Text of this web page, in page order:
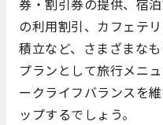
券・割引券の提供、宿
の利用割引、カフェテ
積立など、さまざまな
プランとして旅行メニ
ークライフバランスを
ップするでしょう。